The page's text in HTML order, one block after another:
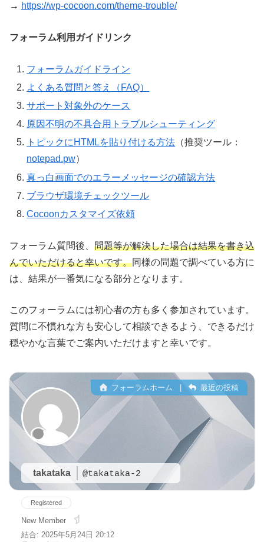
→ https://wp-cocoon.com/theme-trouble/
フォーラム利用ガイドリンク
フォーラムガイドライン
よくある質問と答え（FAQ）
サポート対象外のケース
原因不明の不具合用トラブルシューティング
トピックにHTMLを貼り付ける方法 （推奨ツール：
notepad.pw）
真っ白画面でのエラーメッセージの確認方法
ブラウザ環境チェックツール
Cocoonカスタマイズ依頼
フォーラム質問後、 問題等が解決した場合は結果を書き込
んでいただけると幸いです。同様の問題で調べている方に
は、結果が一番気になる部分となります。
このフォーラムには初心者の方も多く参加されています。
質問に不慣れな方も安心して相談できるよう、できるだけ
穏やかな言葉でご案内いただけますと幸いです。
takataka @takataka-2
フォーラムホーム | 最近の投稿
Registered
New Member
結合: 2025年5月24日 20:12